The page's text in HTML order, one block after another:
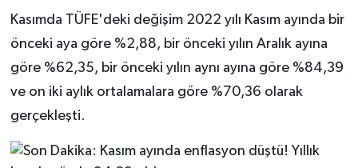
Kasımda TÜFE'deki değişim 2022 yılı Kasım ayında bir
önceki aya göre %2,88, bir önceki yılın Aralık ayına
göre %62,35, bir önceki yılın aynı ayına göre %84,39
ve on iki aylık ortalamalara göre %70,36 olarak
gerçekleşti.